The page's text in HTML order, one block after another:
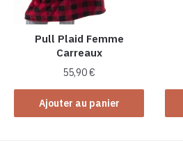
Pull Plaid Femme
Carreaux
55,90€
Ajouter au panier